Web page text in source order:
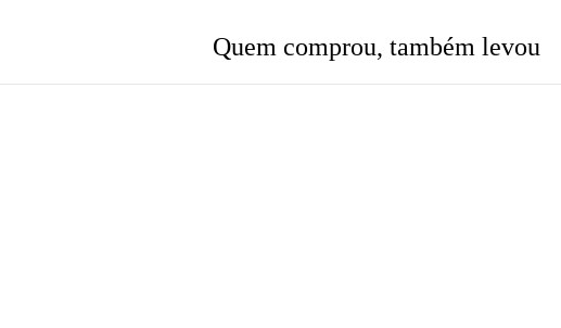
Quem comprou, também levou